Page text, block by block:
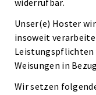
widerrufbar.
Unser(e) Hoster
insoweit
Leistungspflichten
Weisungen in
Wir setzen